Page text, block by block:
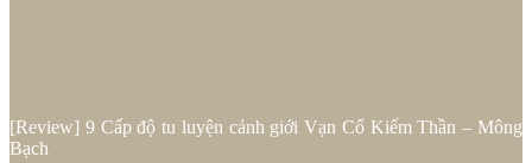
[Review] 9 Cấp độ tu luyện cảnh giới Vạn Cổ Kiếm Thần – Mông
Bạch